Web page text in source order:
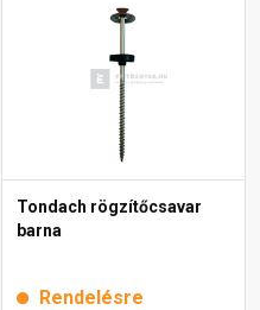
Tondach rögzítőcsavar
barna
Rendelésre